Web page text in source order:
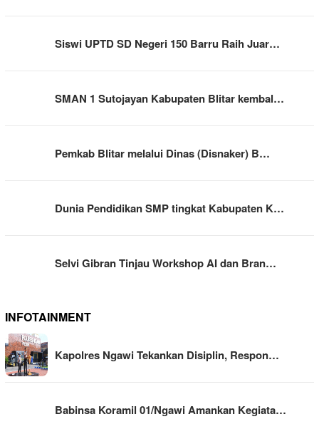
Siswi UPTD SD Negeri 150 Barru Raih Juar…
SMAN 1 Sutojayan Kabupaten Blitar kembal…
Pemkab Blitar melalui Dinas (Disnaker) B…
Dunia Pendidikan SMP tingkat Kabupaten K…
Selvi Gibran Tinjau Workshop AI dan Bran…
INFOTAINMENT
Kapolres Ngawi Tekankan Disiplin, Respon…
Babinsa Koramil 01/Ngawi Amankan Kegiata…